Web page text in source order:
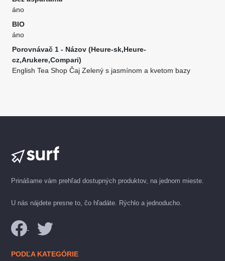
áno
BIO
áno
Porovnávač 1 - Názov (Heure-sk,Heure-
cz,Arukere,Compari)
English Tea Shop Čaj Zelený s jasmínom a kvetom bazy
Prinášame vám prehľad dostupných produktov, na jednom mieste.
U nás nájdete presne to, čo hľadáte. Rýchlo a jednoducho.
PODĽA KATEGÓRIE